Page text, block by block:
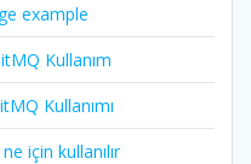
example
Kullanım
Kullanımı
için kullanılır